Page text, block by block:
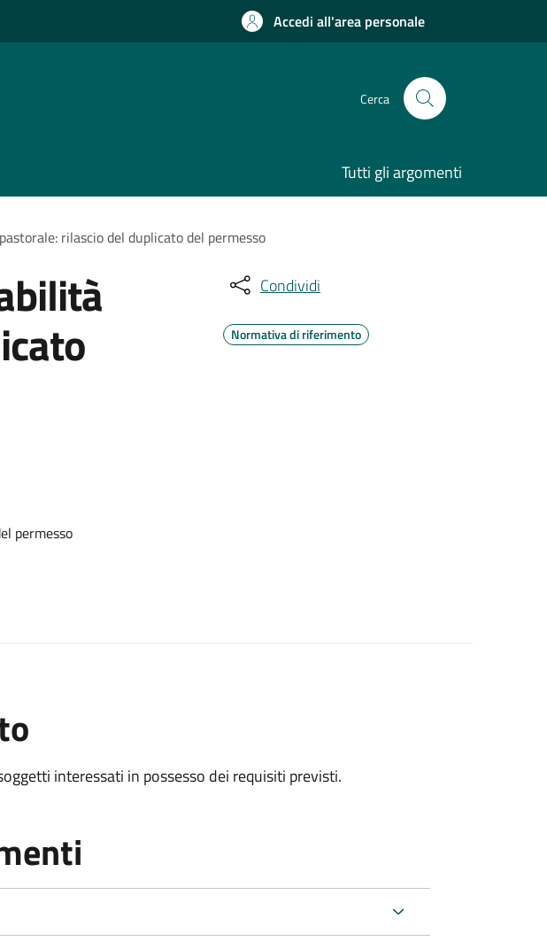
Accedi all'area personale
Cerca
Tutti gli argomenti
rilascio del duplicato del permesso
permesso
Condividi
Normativa di riferimento
interessati in possesso dei requisiti previsti.